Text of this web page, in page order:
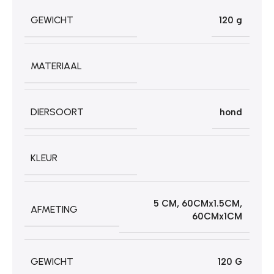
GEWICHT 120 g
MATERIAAL
DIERSOORT hond
KLEUR
AFMETING
5 CM, 60CMx1.5CM,
60CMx1CM
GEWICHT 120 G